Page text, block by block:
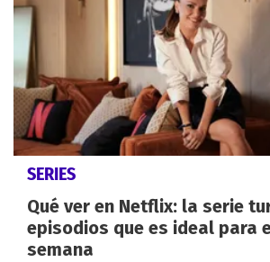
SERIES
Qué ver en Netflix: la serie
episodios que es ideal para
semana